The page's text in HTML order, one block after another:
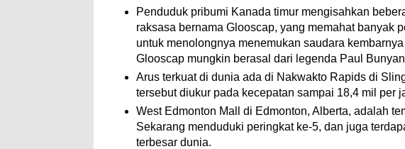
Penduduk pribumi Kanada timur mengisahkan
raksasa bernama Glooscap, yang memahat banyak
untuk menolongnya menemukan saudara
Glooscap mungkin berasal dari legenda Paul
Arus terkuat di dunia ada di Nakwakto Rapids di
tersebut diukur pada kecepatan sampai 18,4 mil per
West Edmonton Mall di Edmonton, Alberta, adalah
Sekarang menduduki peringkat ke-5, dan juga
terbesar dunia.